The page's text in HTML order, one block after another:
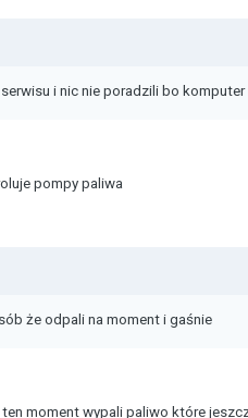
i nic nie poradzili bo komputer
pompy paliwa
że odpali na moment i gaśnie
moment wypali paliwo które